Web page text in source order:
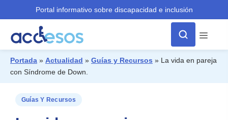
Portal informativo sobre discapacidad e inclusión
Menú
¿Qué buscas?
Portada » Actualidad » Guías y Recursos » La vida en pareja
con Síndrome de Down.
Guías Y Recursos